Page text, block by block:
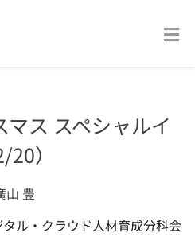
ス スペシャルイ
）
山 豊
ル・クラウド人材育成分科会